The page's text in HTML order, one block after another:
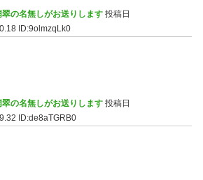
の名無しがお送りします 投稿日
ID:9olmzqLk0
の名無しがお送りします 投稿日
ID:de8aTGRB0